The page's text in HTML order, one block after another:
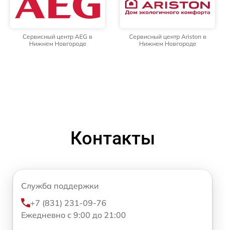
Сервисный центр AEG в
Нижнем Новгороде
Сервисный центр Ariston в
Нижнем Новгороде
Контакты
Служба поддержки
+7 (831) 231-09-76
Ежедневно с 9:00 до 21:00